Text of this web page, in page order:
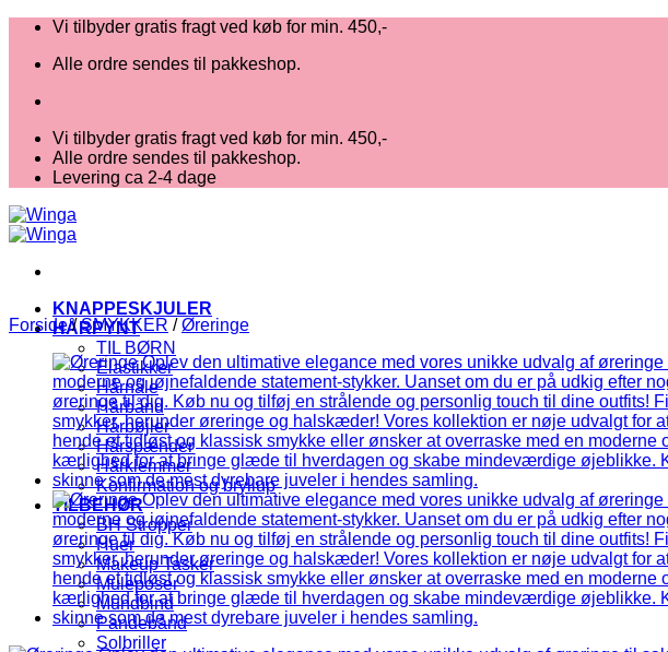
Fortsæt
indhold
Vi tilbyder gratis fragt ved køb for min. 450,-
Alle ordre sendes til pakkeshop.
Vi tilbyder gratis fragt ved køb for min. 450,-
Alle ordre sendes til pakkeshop.
Levering ca 2-4 dage
KNAPPESKJULER
HÅRPYNT
TIL BØRN
Elastikker
Hårnåle
Hårbånd
Hårbøjler
Hårspænder
Hårklemmer
Konfirmation og bryllup
TILBEHØR
BH Stropper
Huer
Makeup Tasker
Muleposer
Mundbind
Pandebånd
Solbriller
Forside / SMYKKER / Øreringe